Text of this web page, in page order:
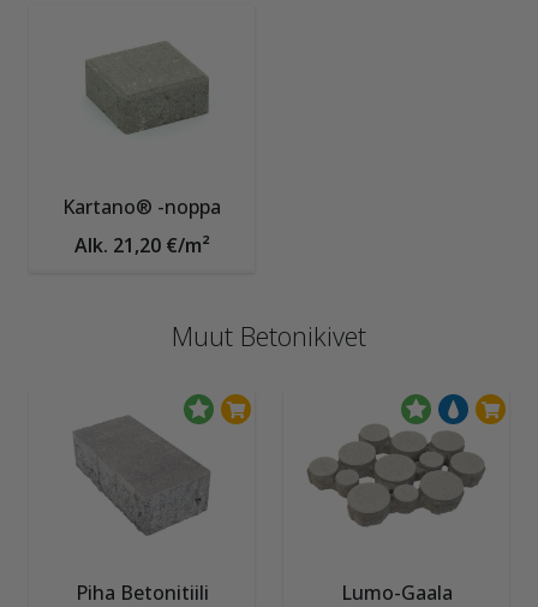
Kartano® -noppa
Alk. 21,20 €/m²
Muut Betonikivet
Piha Betonitiili
Lumo-Gaala